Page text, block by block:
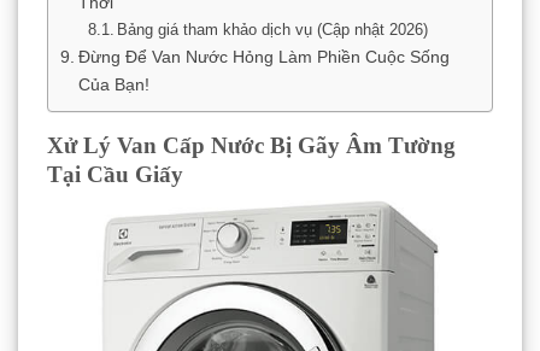
Bảng giá tham khảo dịch vụ (Cập nhật 2026)
Đừng Để Van Nước Hỏng Làm Phiền Cuộc Sống
Của Bạn!
Xử Lý Van Cấp Nước Bị Gãy Âm Tường
Tại Cầu Giấy